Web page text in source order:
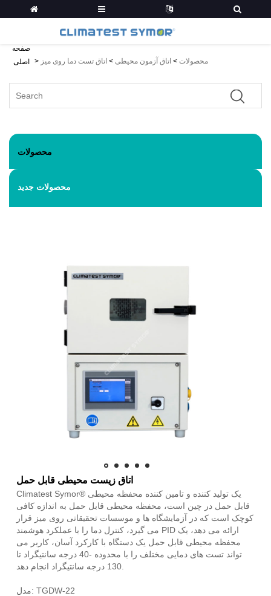
صفحه
اصلی
> محصولات > اتاق آزمون محیطی > اتاق تست دما روی میز
محصولات
محصولات جدید
اتاق زیست محیطی قابل حمل
Climatest Symor® یک تولید کننده و تامین کننده محفظه محیطی
قابل حمل در چین است، محفظه محیطی قابل حمل به اندازه کافی
کوچک است که در آزمایشگاه ها و موسسات تحقیقاتی روی میز قرار
می گیرد، کنترل دما را با عملکرد هوشمند PID ارائه می دهد، یک
محفظه محیطی قابل حمل یک دستگاه با کارکرد آسان، کاربر می
تواند تست های دمایی مختلف را با محدوده -40 درجه سانتیگراد تا
مدل: TGDW-22